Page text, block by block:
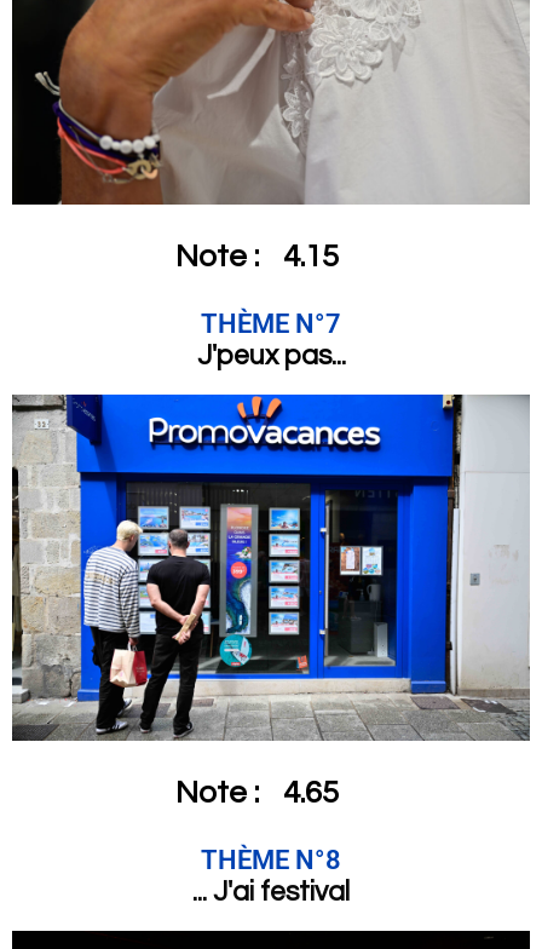
Note : 4.15
THÈME N°7
J'peux pas...
Note : 4.65
THÈME N°8
... J'ai festival